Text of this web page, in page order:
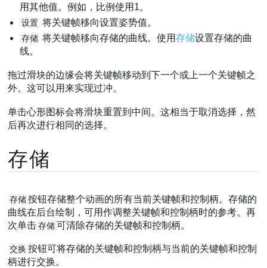
用其他值。例如，比例使用1。
设置 将关键帧移向设置姿势值。
存储 将关键帧移向存储的曲线。使用存储设置存储的曲
线。
拖过滑块的边缘会将关键帧移动到下一个或上一个关键帧之
外。这可以用来实现过冲。
单击心形图标会将滑块重置到中间。这相当于取消选择，然
后再次进行相同的选择。
存储
存储 按钮存储整个动画的所有当前关键帧和控制柄。存储的
曲线在后台绘制，可用作调整关键帧和控制柄时的参考。再
次单击 存储 可清除存储的关键帧和控制柄。
交换 按钮可将存储的关键帧和控制柄与当前的关键帧和控制
柄进行交换。